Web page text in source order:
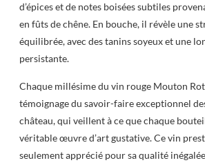
d’épices et de notes boisées subtiles
en fûts de chêne. En bouche, il révèle une
équilibrée, avec des tanins soyeux et une
persistante.
Chaque millésime du vin rouge Mouton
témoignage du savoir-faire exceptionnel
château, qui veillent à ce que chaque
véritable œuvre d’art gustative. Ce vin
seulement apprécié pour sa qualité